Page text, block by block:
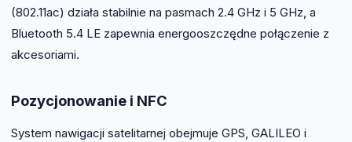
(802.11ac) działa stabilnie na pasmach 2.4 GHz i 5 GHz, a
Bluetooth 5.4 LE zapewnia energooszczędne połączenie z
akcesoriami.
Pozycjonowanie i NFC
System nawigacji satelitarnej obejmuje GPS, GALILEO i